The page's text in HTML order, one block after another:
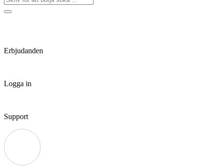
Erbjudanden
Logga in
Support